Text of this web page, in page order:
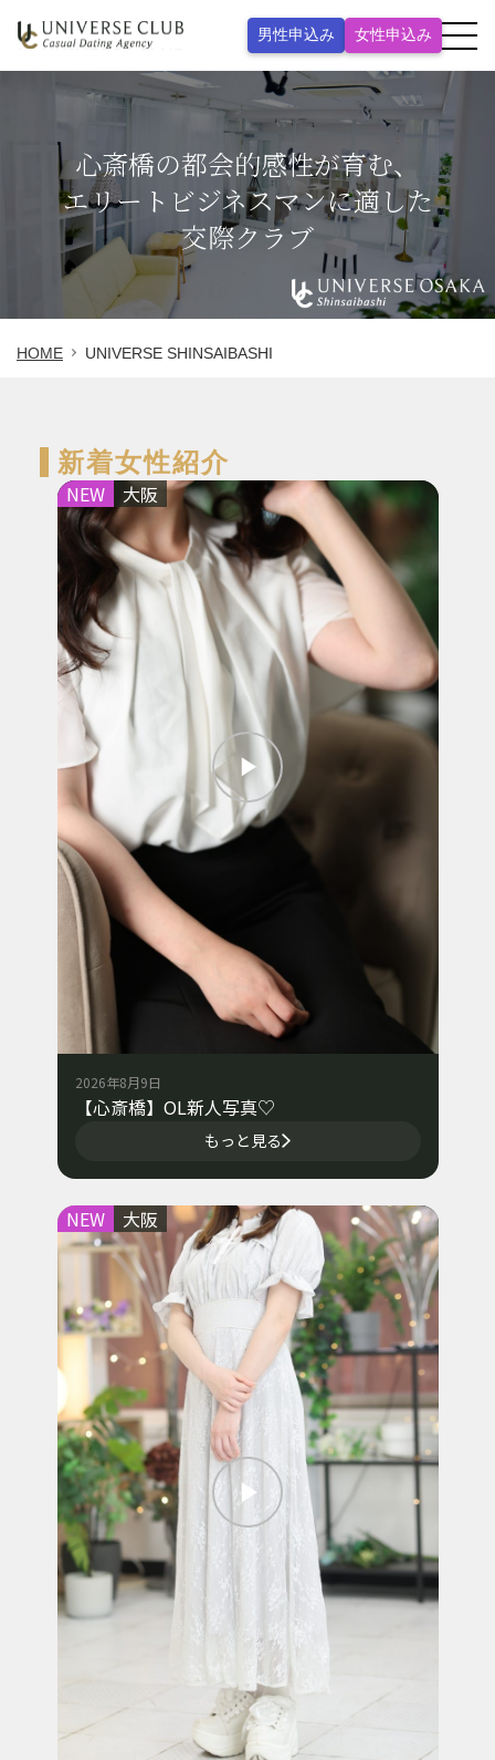
男性申込み 女性申込み
心斎橋の都会的感性が育む、
エリートビジネスマンに適した
交際クラブ
HOME UNIVERSE SHINSAIBASHI
新着女性紹介
NEW 大阪
2026年8月9日
【心斎橋】OL新人写真♡
もっと見る
NEW 大阪